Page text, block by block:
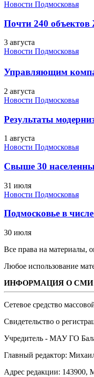
Новости Подмосковья
Почти 240
3 августа
Новости Подмосковья
Управляющим
2 августа
Новости Подмосковья
Результаты
1 августа
Новости Подмосковья
Свыше 30
31 июля
Новости Подмосковья
Подмосковье в
30 июля
Все права на материалы,
Любое использование
ИНФОРМАЦИЯ О СМИ
Сетевое средство
Свидетельство о
Учредитель - МАУ ГО
Главный редактор:
Адрес редакции: 143900,